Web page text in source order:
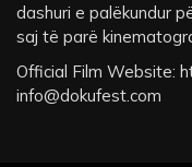
dashuri e palëkundur
saj të parë
Official Film Website:
info@dokufest.com